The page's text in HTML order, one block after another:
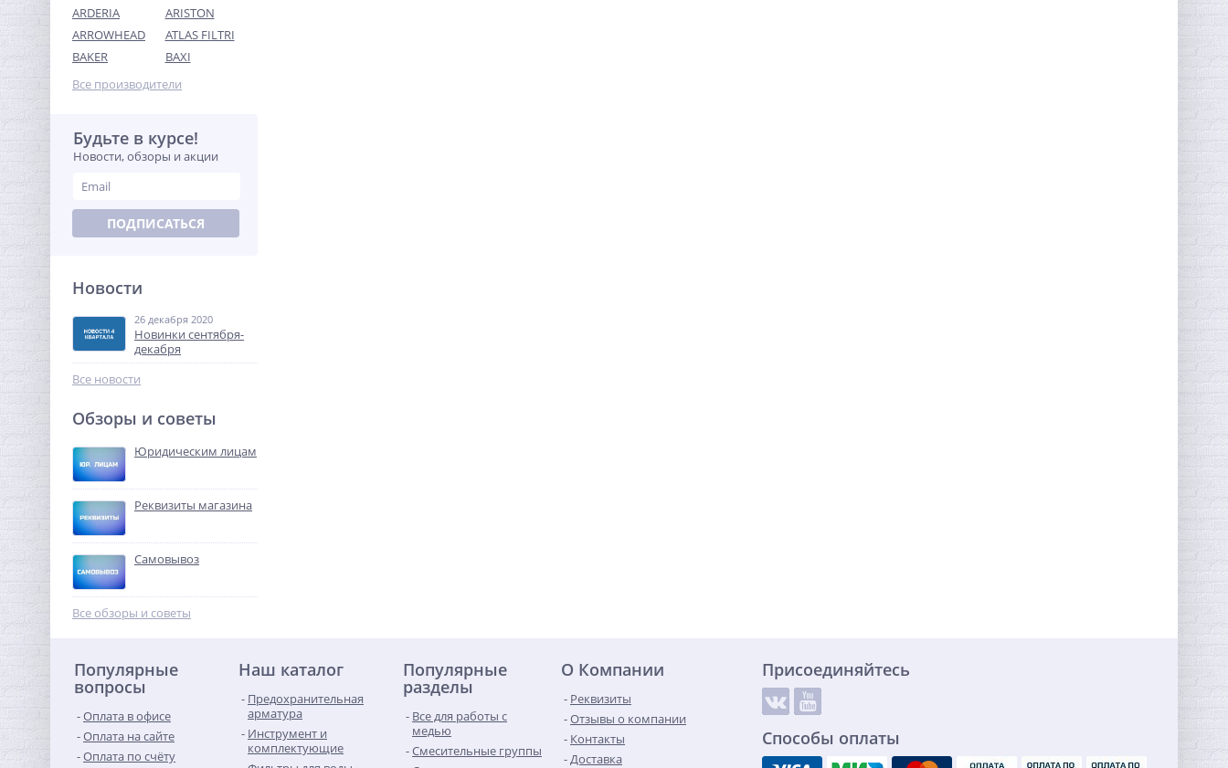
Система контроля
протечек Neptun
Aquacontrol 1/2"
15 328,64
Тройник резьбовой (ВР) 1"
латунь UNI-FITT
573,44
Ниппель резьбовой 1"1/2 x
1"1/2 (НР) никель UNI-FITT
1 801,00 руб.
-68%
ARDERIA
ARISTON
ARROWHEAD
ATLAS FILTRI
BAKER
BAXI
Все производители
Будьте в курсе!
Новости, обзоры и акции
ПОДПИСАТЬСЯ
Новости
26 декабря 2020
Новинки сентября-
декабря
Все новости
Обзоры и советы
Юридическим лицам
Реквизиты магазина
Самовывоз
Все обзоры и советы
Популярные
вопросы
Оплата в офисе
Оплата на сайте
Оплата по счёту
Наш каталог
Предохранительная
арматура
Инструмент и
комплектующие
Популярные
разделы
Все для работы с
медью
Смесительные группы
О Компании
Реквизиты
Отзывы о компании
Контакты
Доставка
Присоединяйтесь
Способы оплаты